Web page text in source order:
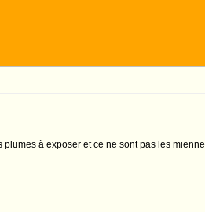
à exposer et ce ne sont pas les